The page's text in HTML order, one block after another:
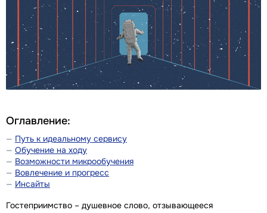
Оглавление:
Путь к идеальному сервису
Обучение на ходу
Возможности микрообучения
Вовлечение и прогресс
Инсайты
Гостеприимство – душевное слово, отзывающееся